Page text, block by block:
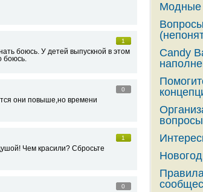
1
боюсь. У детей выпускной в этом
боюсь.
0
они повыше,но времени
1
Чем красили? Сбросьте
0
Модные
Candy